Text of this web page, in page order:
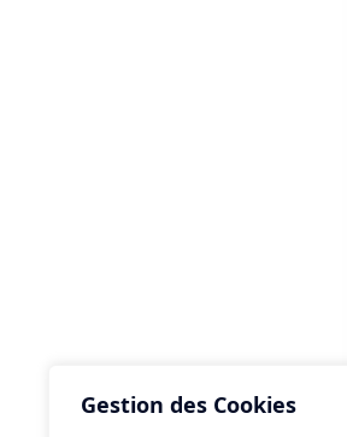
Gestion des Cookies